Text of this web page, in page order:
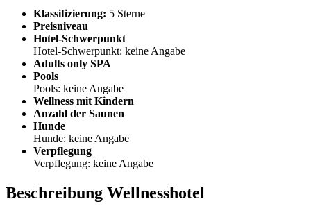
Klassifizierung: 5 Sterne
Preisniveau
Hotel-Schwerpunkt
Hotel-Schwerpunkt: keine Angabe
Adults only SPA
Pools
Pools: keine Angabe
Wellness mit Kindern
Anzahl der Saunen
Hunde
Hunde: keine Angabe
Verpflegung
Verpflegung: keine Angabe
Beschreibung Wellnesshotel